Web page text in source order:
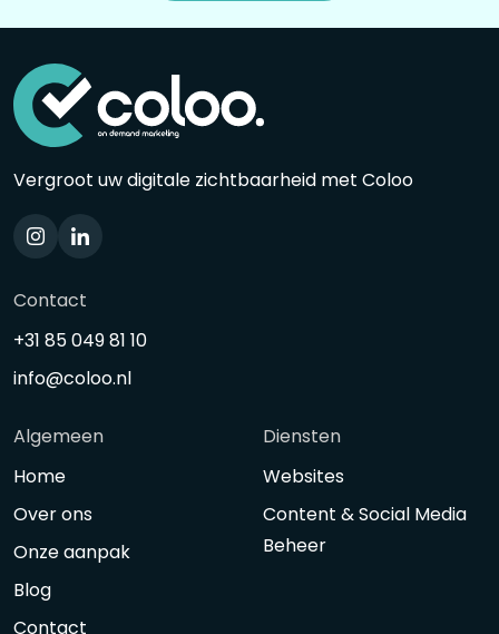
Vergroot uw digitale zichtbaarheid met Coloo
Contact
+31 85 049 81 10
info@coloo.nl
Algemeen
Home
Over ons
Onze aanpak
Blog
Contact
Diensten
Websites
Content & Social Media
Beheer